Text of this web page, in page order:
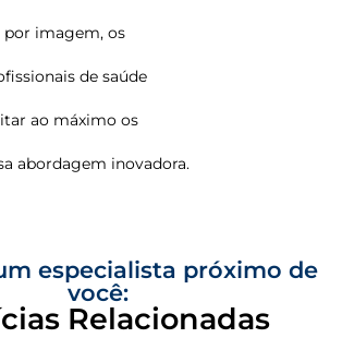
por imagem, os
de saúde
ao máximo os
abordagem inovadora.
especialista próximo de
você:
Relacionadas